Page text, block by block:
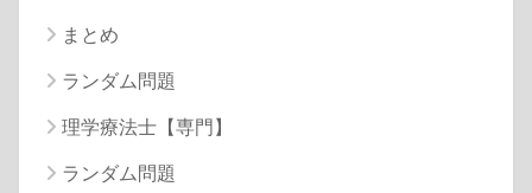
まとめ
ランダム問題
理学療法士【専門】
ランダム問題